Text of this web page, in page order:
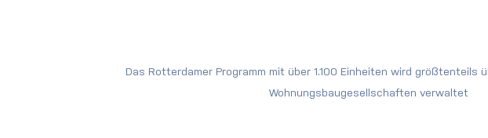
Das Rotterdamer Programm mit über 1.100 Einheiten wird größtenteils
Wohnungsbaugesellschaften verwaltet